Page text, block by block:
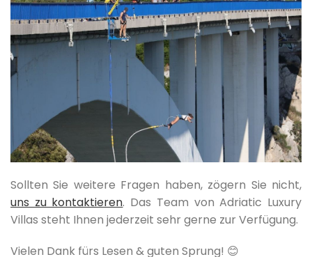
Sollten Sie weitere Fragen haben, zögern Sie nicht,
uns zu kontaktieren. Das Team von Adriatic Luxury
Villas steht Ihnen jederzeit sehr gerne zur Verfügung.
Vielen Dank fürs Lesen & guten Sprung! 😊